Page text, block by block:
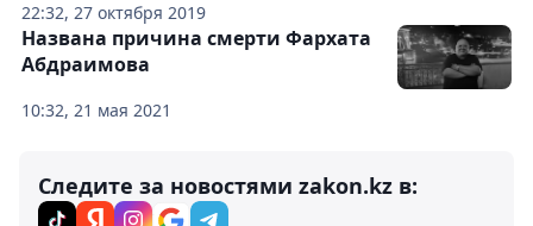
22:32, 27 октября 2019
10:32, 21 мая 2021
Названа причина смерти Фархата
Абдраимова
Следите за новостями zakon.kz в: